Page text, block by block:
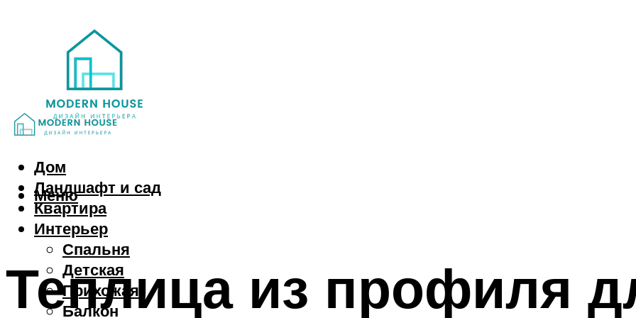
Дом
Ландшафт и сад
Квартира
Интерьер
Спальня
Детская
Прихожая
Балкон
Меню
Теплица из профиля